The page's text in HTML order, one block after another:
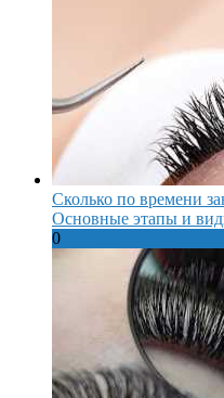
Сколько по времени
Основные этапы и
0